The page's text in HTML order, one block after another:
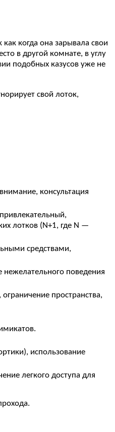
когда она зарывала свои
в другой комнате, в углу
подобных казусов уже не
свой лоток,
консультация
лотков (N+1, где N —
средствами,
поведения
пространства,
использование
легкого доступа для